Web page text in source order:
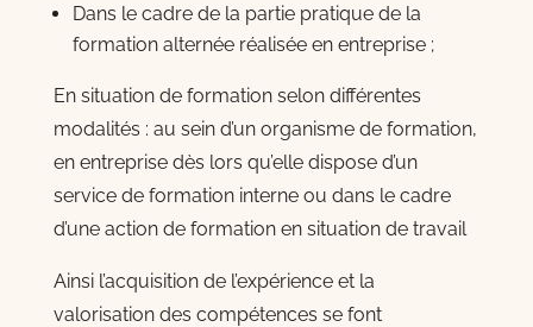
Dans le cadre de la partie pratique de la
formation alternée réalisée en entreprise ;
En situation de formation selon différentes
modalités : au sein d’un organisme de formation,
en entreprise dès lors qu’elle dispose d’un
service de formation interne ou dans le cadre
d’une action de formation en situation de travail
Ainsi l’acquisition de l’expérience et la
valorisation des compétences se font